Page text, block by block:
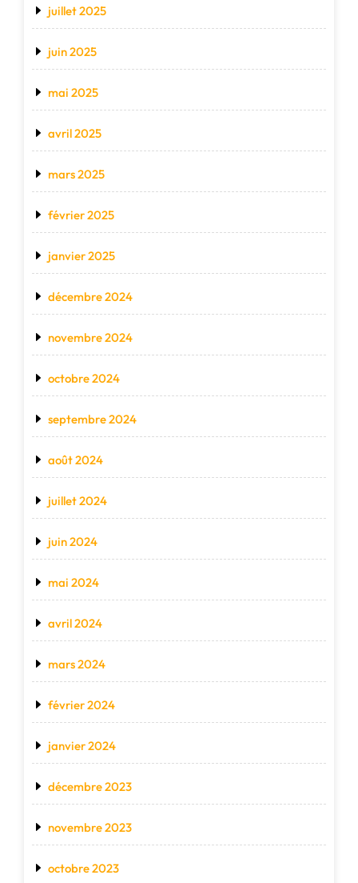
juillet 2025
juin 2025
mai 2025
avril 2025
mars 2025
février 2025
janvier 2025
décembre 2024
novembre 2024
octobre 2024
septembre 2024
août 2024
juillet 2024
juin 2024
mai 2024
avril 2024
mars 2024
février 2024
janvier 2024
décembre 2023
novembre 2023
octobre 2023